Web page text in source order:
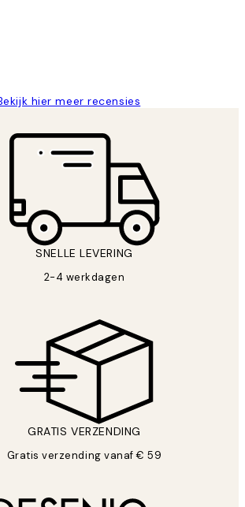
hier meer recensies
SNELLE LEVERING
2-4 werkdagen
GRATIS VERZENDING
Gratis verzending vanaf € 59